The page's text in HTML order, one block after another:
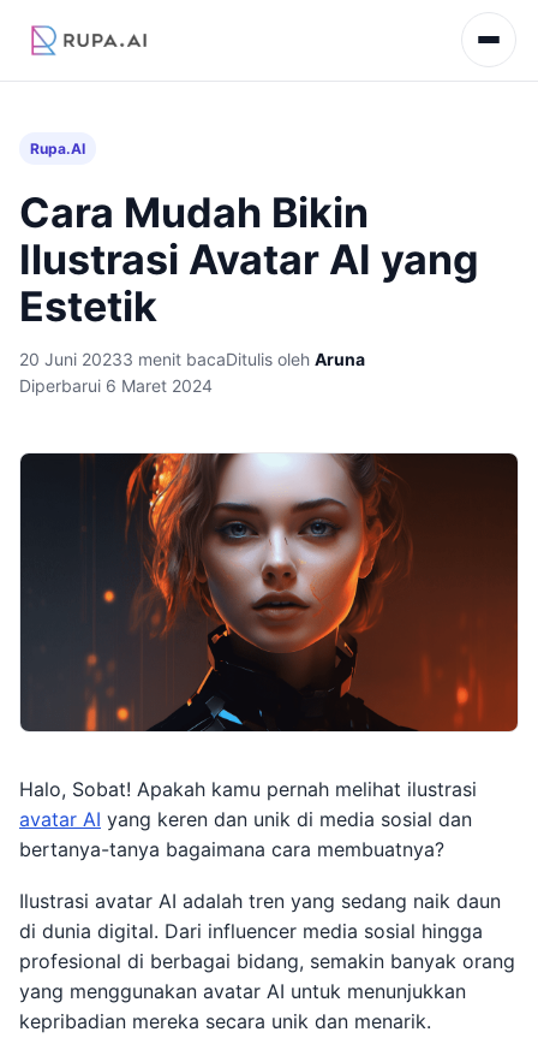
Rupa.AI
Cara Mudah Bikin
Ilustrasi Avatar AI yang
Estetik
20 Juni 20233 menit bacaDitulis oleh Aruna
Diperbarui 6 Maret 2024
Halo, Sobat! Apakah kamu pernah melihat ilustrasi
avatar AI yang keren dan unik di media sosial dan
bertanya-tanya bagaimana cara membuatnya?
Ilustrasi avatar AI adalah tren yang sedang naik daun
di dunia digital. Dari influencer media sosial hingga
profesional di berbagai bidang, semakin banyak orang
yang menggunakan avatar AI untuk menunjukkan
kepribadian mereka secara unik dan menarik.